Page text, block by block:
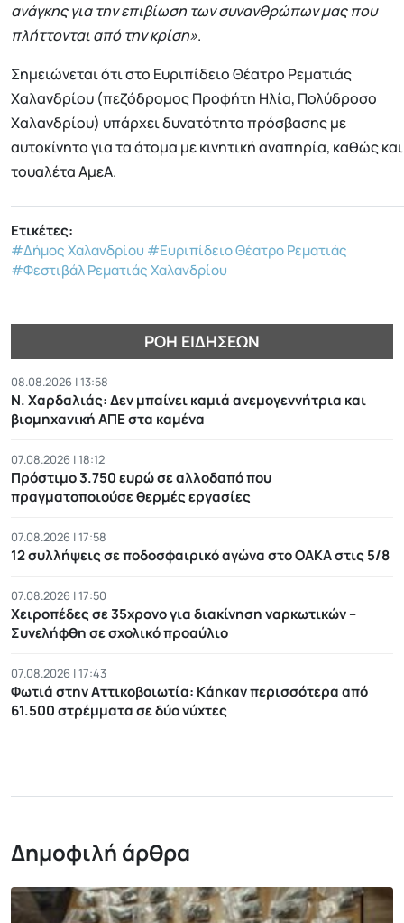
ανάγκης για την επιβίωση των συνανθρώπων μας που
πλήττονται από την κρίση».
Σημειώνεται ότι στο Ευριπίδειο Θέατρο Ρεματιάς
Χαλανδρίου (πεζόδρομος Προφήτη Ηλία, Πολύδροσο
Χαλανδρίου) υπάρχει δυνατότητα πρόσβασης με
αυτοκίνητο για τα άτομα με κινητική αναπηρία, καθώς και
τουαλέτα ΑμεΑ.
Ετικέτες:
#Δήμος Χαλανδρίου #Ευριπίδειο Θέατρο Ρεματιάς
#Φεστιβάλ Ρεματιάς Χαλανδρίου
ΡΟΉ ΕΙΔΉΣΕΩΝ
08.08.2026 | 13:58
Ν. Χαρδαλιάς: Δεν μπαίνει καμιά ανεμογεννήτρια και
βιομηχανική ΑΠΕ στα καμένα
07.08.2026 | 18:12
Πρόστιμο 3.750 ευρώ σε αλλοδαπό που
πραγματοποιούσε θερμές εργασίες
07.08.2026 | 17:58
12 συλλήψεις σε ποδοσφαιρικό αγώνα στο ΟΑΚΑ στις 5/8
07.08.2026 | 17:50
Χειροπέδες σε 35χρονο για διακίνηση ναρκωτικών –
Συνελήφθη σε σχολικό προαύλιο
07.08.2026 | 17:43
Φωτιά στην Αττικοβοιωτία: Kάηκαν περισσότερα από
61.500 στρέμματα σε δύο νύχτες
Δημοφιλή άρθρα